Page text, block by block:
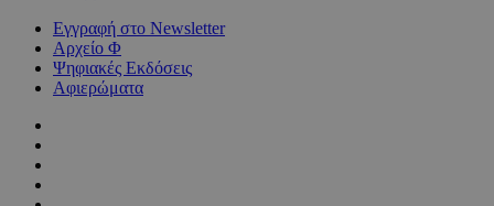
Εγγραφή στο Newsletter
Αρχείο Φ
Ψηφιακές Εκδόσεις
Αφιερώματα